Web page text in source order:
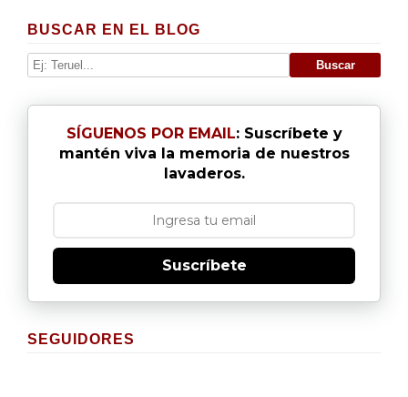
BUSCAR EN EL BLOG
SÍGUENOS POR EMAIL: Suscríbete y
mantén viva la memoria de nuestros
lavaderos.
Suscríbete
SEGUIDORES